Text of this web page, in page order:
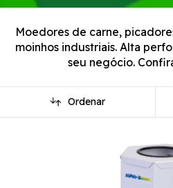
Moedores de carne,
moinhos industriais. Alta
seu negócio.
Ordenar